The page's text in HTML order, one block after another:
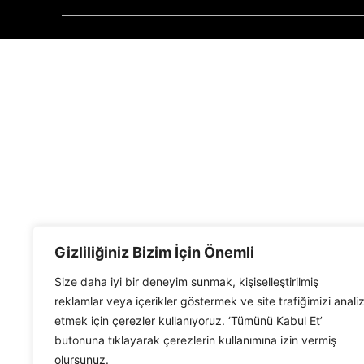
Gizliliğiniz Bizim İçin Önemli
Size daha iyi bir deneyim sunmak, kişiselleştirilmiş
reklamlar veya içerikler göstermek ve site trafiğimizi analiz
etmek için çerezler kullanıyoruz. ‘Tümünü Kabul Et’
butonuna tıklayarak çerezlerin kullanımına izin vermiş
olursunuz.